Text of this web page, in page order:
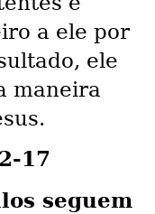
a ele por
ele
maneira
17
seguem